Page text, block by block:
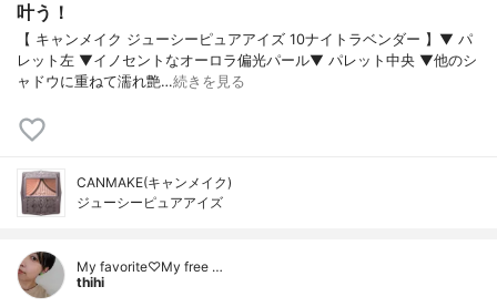
叶う！
【 キャンメイク ジューシーピュアアイズ 10ナイトラベンダー 】▼ パ
レット左 ▼イノセントなオーロラ偏光パール▼ パレット中央 ▼他のシ
ャドウに重ねて濡れ艶…続きを見る
CANMAKE(キャンメイク)
ジューシーピュアアイズ
My favorite♡My free …
thihi